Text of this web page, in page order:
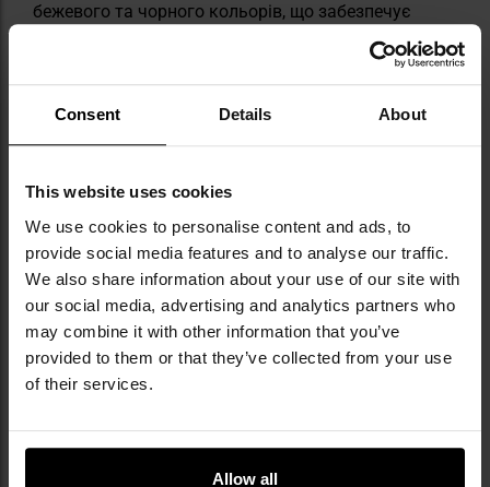
Consent Details About
This website uses cookies
We use cookies to personalise content and ads, to
provide social media features and to analyse our traffic.
We also share information about your use of our site with
our social media, advertising and analytics partners who
may combine it with other information that you’ve
provided to them or that they’ve collected from your use
of their services.
Allow all
бежевого та чорного кольорів, що забезпечує
хороші маскувальні та деформуючі властивості,
особливо в лісистій місцевості. Завдяки своїй
ефективності та глобальній впізнаваності він
отримав численні варіації, які потрапили до понад
застосування до повсякденної моди.
Інформація про виробника та техніку безпеки
Militaria.pl є офіційним дистриб’ютором